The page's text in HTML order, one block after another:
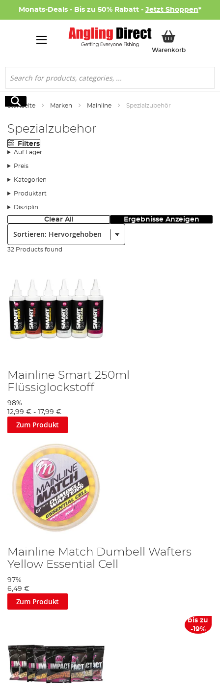
Monats-Deals - Bis zu 50% Rabatt - Jetzt Shoppen*
WarenkorbMein
Suche
Suche
Startseite Marken Mainline Spezialzubehör
Spezialzubehör
Filters
Auf Lager
Preis
Kategorien
Produktart
Disziplin
Clear All Ergebnisse Anzeigen
32 Products found
Mainline Smart 250ml
Flüssiglockstoff
98%
12,99 € - 17,99 €
Zum Produkt
Mainline Match Dumbell Wafters
Yellow Essential Cell
97%
6,49 €
Zum Produkt
bis zu
-19%